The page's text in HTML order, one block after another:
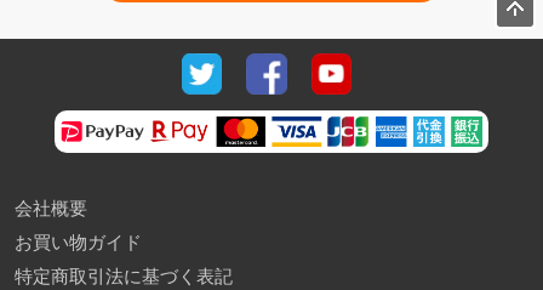
会社概要
お買い物ガイド
特定商取引法に基づく表記